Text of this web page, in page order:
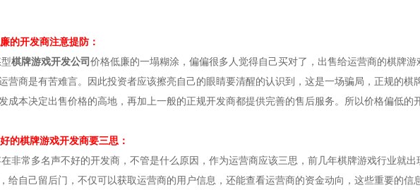
的开发商注意提防：
棋牌游戏开发公司价格低廉的一塌糊涂，偏偏很多人觉得自己买对了，出售给运营商的棋牌
营商是有苦难言。因此投资者应该擦亮自己的眼睛要清醒的认识到，这是一场骗局，正规的棋
成本决定出售价格的高地，再加上一般的正规开发商都提供完善的售后服务。所以价格偏低的
的棋牌游戏开发商要三思：
非常多名声不好的开发商，不管是什么原因，作为运营商应该三思，前几年棋牌游戏行业就
给自己留后门，不仅可以获取运营商的用户信息，还能查看运营商的资金动向，这些重要的信